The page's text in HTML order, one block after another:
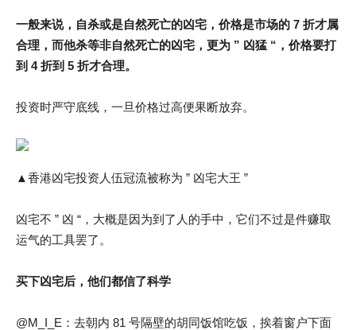
一般来说，自杀或是自然死亡的凶宅，价格是市场的 7 折才属
合理，而他杀等非自然死亡的凶宅，更为 ” 凶猛 “，价格要打
到 4 折到 5 折才合理。
投资时严守底线，一旦价格过高便果断放弃。
▲香港凶宅投资人伍冠流被称为 ” 凶宅大王 ”
凶宅不 ” 凶 “，大概是因为到了人的手中，它们不过是件赚取
运气的工具罢了。
买下凶宅后，他们都信了科学
@M_I_E：去朝内 81 号隔壁的胡同饭馆吃饭，挨着窗户下面